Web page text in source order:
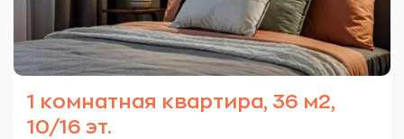
1 комнатная квартира, 36 м2,
10/16 эт.